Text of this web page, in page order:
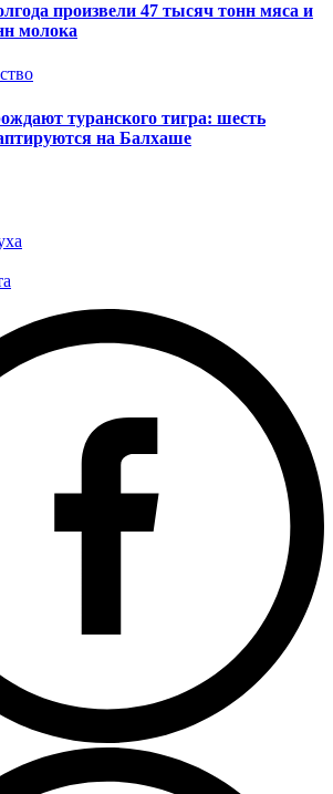
произвели 47 тысяч тонн мяса и
молока
туранского тигра: шесть
на Балхаше